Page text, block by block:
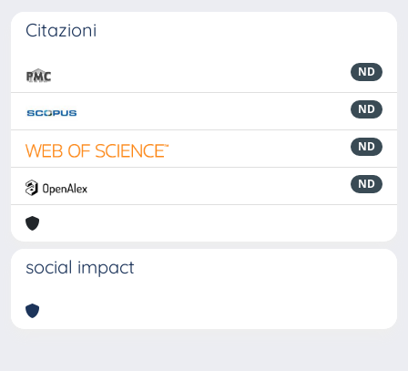
Citazioni
ND
ND
ND
ND
social impact